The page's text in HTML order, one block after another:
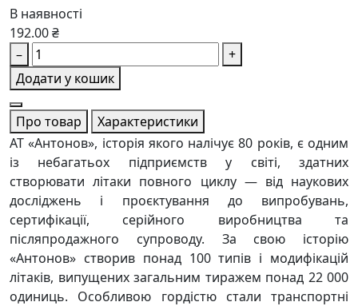
В наявності
192.00 ₴
–
+
Додати у кошик
Про товар
Характеристики
АТ «Антонов», історія якого налічує 80 років, є одним
із небагатьох підприємств у світі, здатних
створювати літаки повного циклу — від наукових
досліджень і проєктування до випробувань,
сертифікації, серійного виробництва та
післяпродажного супроводу. За свою історію
«Антонов» створив понад 100 типів і модифікацій
літаків, випущених загальним тиражем понад 22 000
одиниць. Особливою гордістю стали транспортні